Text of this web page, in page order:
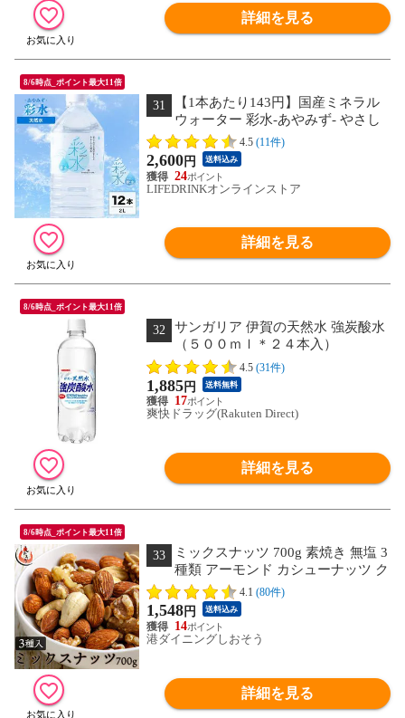
詳細を見る
8/6時点_ポイント最大11倍
31
【1本あたり143円】国産ミネラル
ウォーター 彩水-あやみず- やさし
い軟水 2L 12本 ライフドリンクカンパニ
ー LDC 水 飲料水 軟水 備蓄水 非常用 水
4.5 (11件)
2,600円 送料込み
24
LIFEDRINKオンラインストア
詳細を見る
8/6時点_ポイント最大11倍
32
サンガリア 伊賀の天然水 強炭酸水
（５００ｍｌ＊２４本入）
4.5 (31件)
1,885円 送料無料
17
爽快ドラッグ(Rakuten Direct)
詳細を見る
8/6時点_ポイント最大11倍
33
ミックスナッツ 700g 素焼き 無塩 3
種類 アーモンド カシューナッツ ク
ルミ 食塩不使用 加工オイル不使用
4.1 (80件)
1,548円 送料込み
14
港ダイニングしおそう
詳細を見る